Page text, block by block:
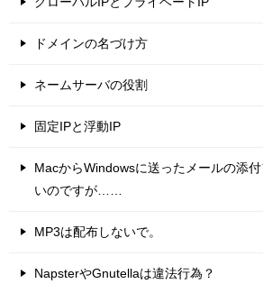
ドメインの名づけ方
ネームサーバの役割
固定IPと浮動IP
MacからWindowsに送ったメールの添
いのですが……
MP3は配布しないで。
NapsterやGnutellaは違法行為？